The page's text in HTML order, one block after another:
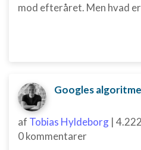
mod efteråret. Men hvad
af Tobias Hyldeborg |
0 kommentarer